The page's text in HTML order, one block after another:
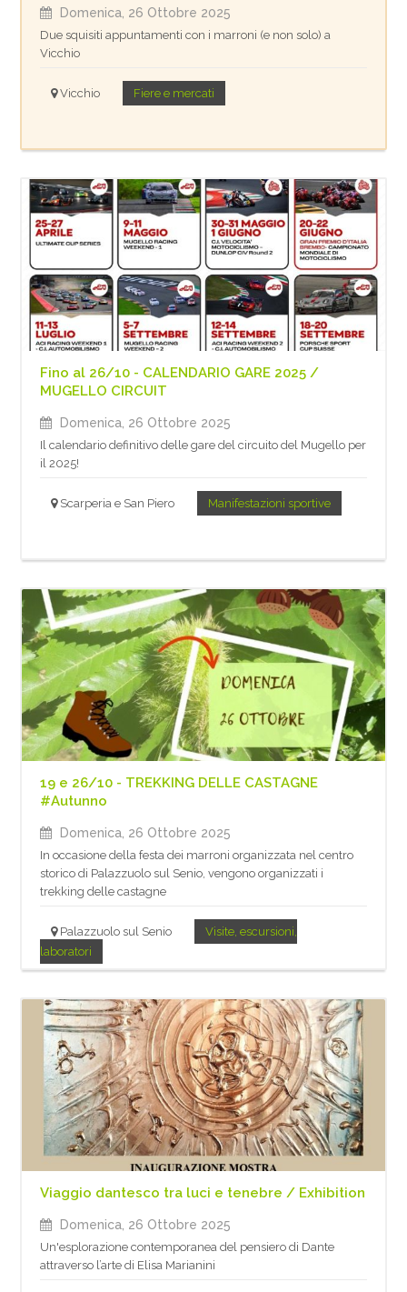
Domenica, 26 Ottobre 2025
Due squisiti appuntamenti con i marroni (e non solo) a
Vicchio
Vicchio Fiere e mercati
Fino al 26/10 - CALENDARIO GARE 2025 /
MUGELLO CIRCUIT
Domenica, 26 Ottobre 2025
Il calendario definitivo delle gare del circuito del Mugello per
il 2025!
Scarperia e San Piero Manifestazioni sportive
19 e 26/10 - TREKKING DELLE CASTAGNE
#Autunno
Domenica, 26 Ottobre 2025
In occasione della festa dei marroni organizzata nel centro
storico di Palazzuolo sul Senio, vengono organizzati i
trekking delle castagne
Palazzuolo sul Senio
Visite, escursioni,
laboratori
Viaggio dantesco tra luci e tenebre / Exhibition
Domenica, 26 Ottobre 2025
Un'esplorazione contemporanea del pensiero di Dante
attraverso l’arte di Elisa Marianini